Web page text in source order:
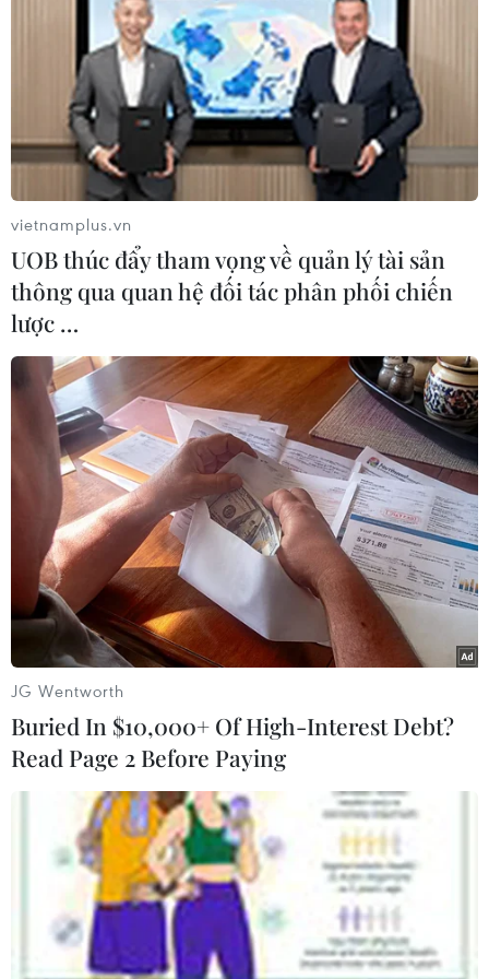
TIN LIÊN QUAN
Vòng loại World Cup: Việt Nam gặp UAE,
Thái Lan, Malaysia, Indonesia
17/07/2019 09:26
Theo kết quả bốc thăm vòng loại World Cup 2022 khu
vực châu Á, đội tuyển Việt Nam nằm ở bảng G cùng
UAE, Thái Lan, Malaysia và Indonesia.
FIFA đánh giá bảng đấu của đội tuyển Việt
vietnamplus.vn
UOB thúc đẩy tham vọng về quản lý tài sản
thông qua quan hệ đối tác phân phối chiến
lược …
JG Wentworth
Buried In $10,000+ Of High-Interest Debt?
Read Page 2 Before Paying